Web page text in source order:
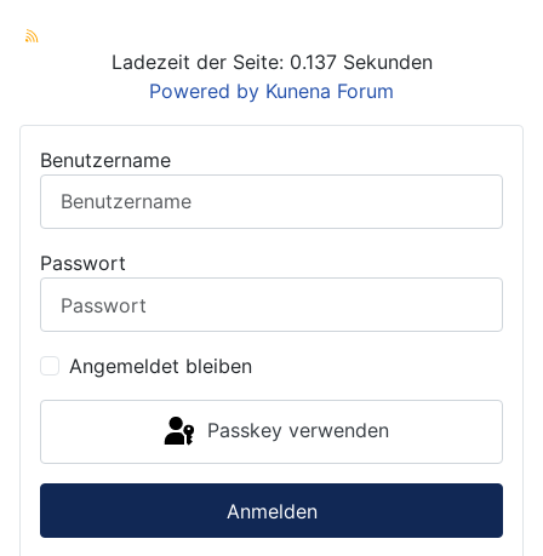
Ladezeit der Seite: 0.137 Sekunden
Powered by Kunena Forum
Benutzername
Passwort
Angemeldet bleiben
Passkey verwenden
Anmelden